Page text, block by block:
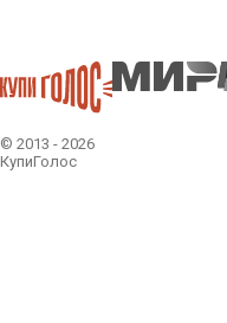
© 2013 - 2026
КупиГолос